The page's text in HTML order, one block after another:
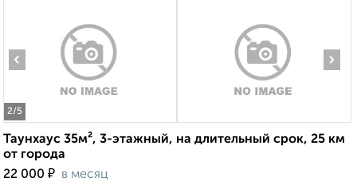
2/5
‹ ›
Таунхаус 35м², 3-этажный, на длительный срок, 25 км
от города
22 000 ₽ в месяц